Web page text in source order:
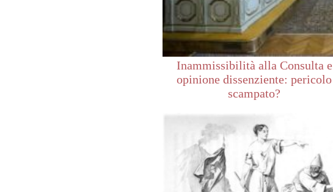
Inammissibilità alla Consulta e
opinione dissenziente: pericolo
scampato?